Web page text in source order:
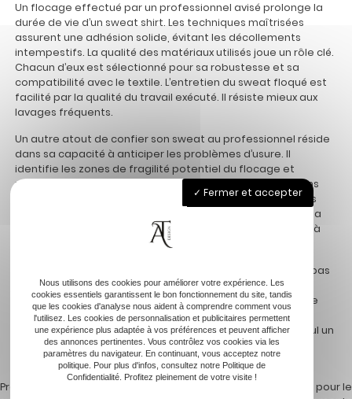
Un flocage effectué par un professionnel avisé prolonge la
durée de vie d’un sweat shirt. Les techniques maîtrisées
assurent une adhésion solide, évitant les décollements
intempestifs. La qualité des matériaux utilisés joue un rôle clé.
Chacun d’eux est sélectionné pour sa robustesse et sa
compatibilité avec le textile. L’entretien du sweat floqué est
facilité par la qualité du travail exécuté. Il résiste mieux aux
lavages fréquents.
Un autre atout de confier son sweat au professionnel réside
dans sa capacité à anticiper les problèmes d’usure. Il
identifie les zones de fragilité potentiel du flocage et
renforce celles-ci. Cette anticipation évite les réparations
coûteuses et préserve l’intégrité visuelle du vêtement. Les
machines et technologies avancées utilisées optimisent la
durabilité. Elles s’ajustent à chaque projet pour s’adapter à
La durée de vie d’un flocage professionnel ne se mesure pas
seulement en mois, mais bien en années. Il contribue à
garantir que chaque sweat shirt reste attrayant malgré le
temps et l’usure. La confiance placée dans le travail du
professionnel se traduit par une satisfaction durable. Seul un
expert peut garantir telle pérennité. Bien au-delà de
l’esthétique, c’est l’assurance de la longévité qui prévaut.
Previous:
Idées créatives pour le
Fermer et accepter
Nous utilisons des cookies pour améliorer votre expérience. Les
cookies essentiels garantissent le bon fonctionnement du site, tandis
que les cookies d'analyse nous aident à comprendre comment vous
l'utilisez. Les cookies de personnalisation et publicitaires permettent
une expérience plus adaptée à vos préférences et peuvent afficher
des annonces pertinentes. Vous contrôlez vos cookies via les
paramètres du navigateur. En continuant, vous acceptez notre
politique. Pour plus d'infos, consultez notre Politique de
Confidentialité. Profitez pleinement de votre visite !